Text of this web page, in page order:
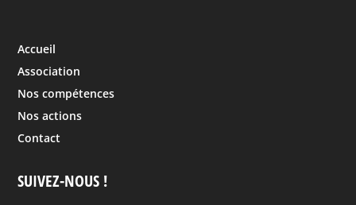
Accueil
Association
Nos compétences
Nos actions
Contact
SUIVEZ-NOUS !